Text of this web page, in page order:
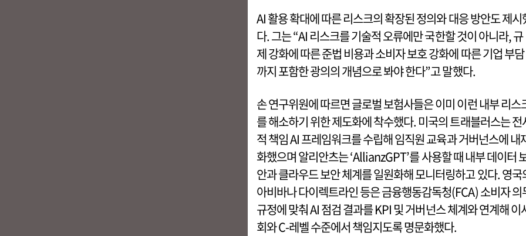
AI 활용 확대에 따른 리스크의 확장된 정의와 대응 방안도 제시
다. 그는 “AI 리스크를 기술적 오류에만 국한할 것이 아니라, 규
제 강화에 따른 준법 비용과 소비자 보호 강화에 따른 기업 부담
까지 포함한 광의의 개념으로 봐야 한다”고 말했다.
손 연구위원에 따르면 글로벌 보험사들은 이미 이런 내부 리스
를 해소하기 위한 제도화에 착수했다. 미국의 트래블러스는 전
적 책임 AI 프레임워크를 수립해 임직원 교육과 거버넌스에 내
화했으며 알리안츠는 ‘AllianzGPT’를 사용할 때 내부 데이터
안과 클라우드 보안 체계를 일원화해 모니터링하고 있다. 영국
아비바나 다이렉트라인 등은 금융행동감독청(FCA) 소비자 의
규정에 맞춰 AI 점검 결과를 KPI 및 거버넌스 체계와 연계해 이
회와 C-레벨 수준에서 책임지도록 명문화했다.